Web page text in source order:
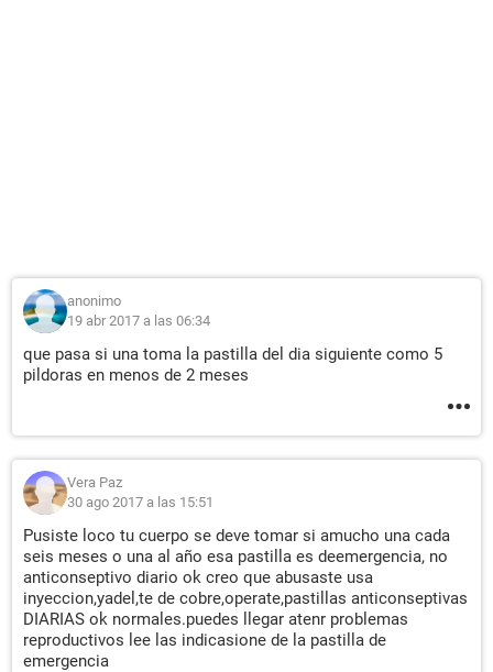
anonimo
19 abr 2017 a las 06:34
que pasa si una toma la pastilla del dia siguiente como 5
pildoras en menos de 2 meses
Vera Paz
30 ago 2017 a las 15:51
Pusiste loco tu cuerpo se deve tomar si amucho una cada
seis meses o una al año esa pastilla es deemergencia, no
anticonseptivo diario ok creo que abusaste usa
inyeccion,yadel,te de cobre,operate,pastillas anticonseptivas
DIARIAS ok normales.puedes llegar atenr problemas
reproductivos lee las indicasione de la pastilla de
emergencia